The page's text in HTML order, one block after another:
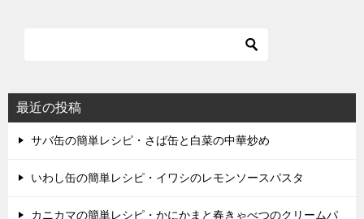
最近の投稿
サバ缶の簡単レシピ・さば缶と白菜の中華炒め
いわし缶の簡単レシピ・イワシのレモンソースパスタ
カニカマの簡単レシピ・かにかまと春きゃべつのクリームパ